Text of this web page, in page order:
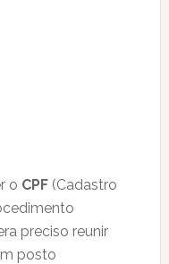
o CPF (Cadastro
preciso reunir
posto